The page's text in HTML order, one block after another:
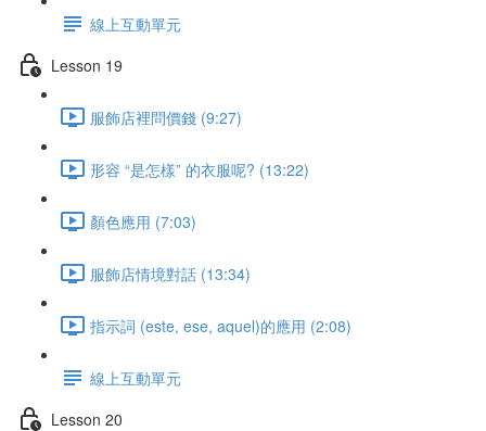
線上互動單元
Lesson 19
服飾店裡問價錢 (9:27)
形容 “是怎樣” 的衣服呢? (13:22)
顏色應用 (7:03)
服飾店情境對話 (13:34)
指示詞 (este, ese, aquel)的應用 (2:08)
線上互動單元
Lesson 20